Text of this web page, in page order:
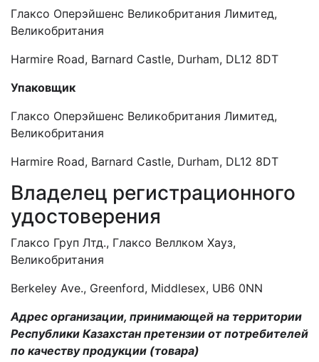
Глаксо Оперэйшенс Великобритания Лимитед,
Великобритания
Harmire Road, Barnard Castle, Durham, DL12 8DT
Упаковщик
Глаксо Оперэйшенс Великобритания Лимитед,
Великобритания
Harmire Road, Barnard Castle, Durham, DL12 8DT
Владелец регистрационного
удостоверения
Глаксо Груп Лтд., Глаксо Веллком Хауз,
Великобритания
Berkeley Ave., Greenford, Middlesex, UB6 0NN
Адрес организации, принимающей на территории
Республики Казахстан претензии от потребителей
по качеству продукции (товара)